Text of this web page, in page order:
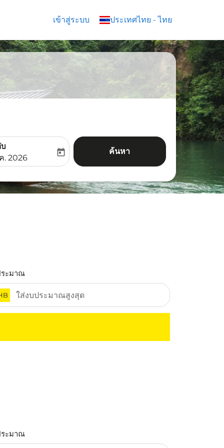
เข้าสู่ระบบ ประเทศไทย - ไทย
keyboard_arrow_down
labelreturn-date-aria-label
. 2026
today ค้นหา
ะมาณ
ะมาณ